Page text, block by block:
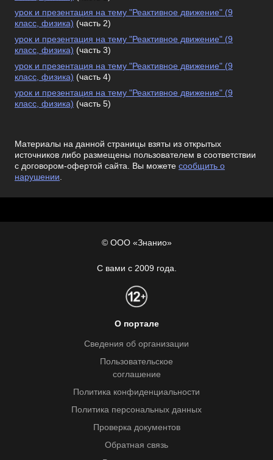
урок и презентация на тему "Реактивное движение" (9
класс, физика) (часть 2)
урок и презентация на тему "Реактивное движение" (9
класс, физика) (часть 3)
урок и презентация на тему "Реактивное движение" (9
класс, физика) (часть 4)
урок и презентация на тему "Реактивное движение" (9
класс, физика) (часть 5)
Материалы на данной страницы взяты из открытых
источников либо размещены пользователем в соответствии
с договором-офертой сайта. Вы можете сообщить о
нарушении.
© ООО «Знанио»
С вами с 2009 года.
О портале
Сведения об организации
Пользовательское
соглашение
Политика конфиденциальности
Политика персональных данных
Проверка документов
Обратная связь